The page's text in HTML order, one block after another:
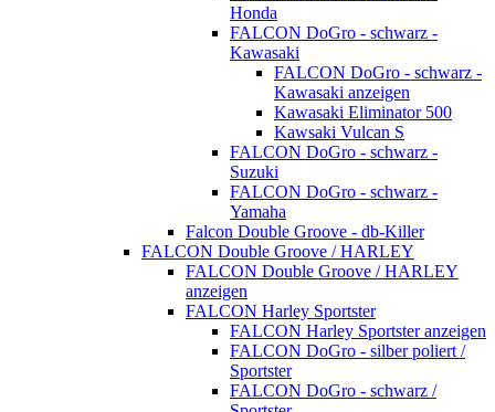
Honda
FALCON DoGro - schwarz -
Kawasaki
FALCON DoGro - schwarz -
Kawasaki anzeigen
Kawasaki Eliminator 500
Kawsaki Vulcan S
FALCON DoGro - schwarz -
Suzuki
FALCON DoGro - schwarz -
Yamaha
Falcon Double Groove - db-Killer
FALCON Double Groove / HARLEY
FALCON Double Groove / HARLEY
anzeigen
FALCON Harley Sportster
FALCON Harley Sportster anzeigen
FALCON DoGro - silber poliert /
Sportster
FALCON DoGro - schwarz /